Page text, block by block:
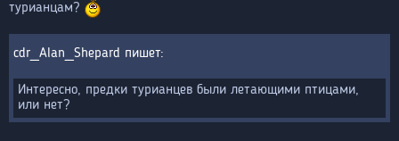
турианцам?
cdr_Alan_Shepard
Интересно, предки турианцев были летающими птицами,
или нет?